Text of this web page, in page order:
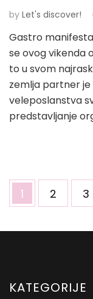
by Let's discover!
Gastro
se ovog vikenda
to u svom
zemlja partner je
veleposlanstva
predstavljanje
Brojevi
stranica
Page
1 Page
2 3
KATEGORIJE